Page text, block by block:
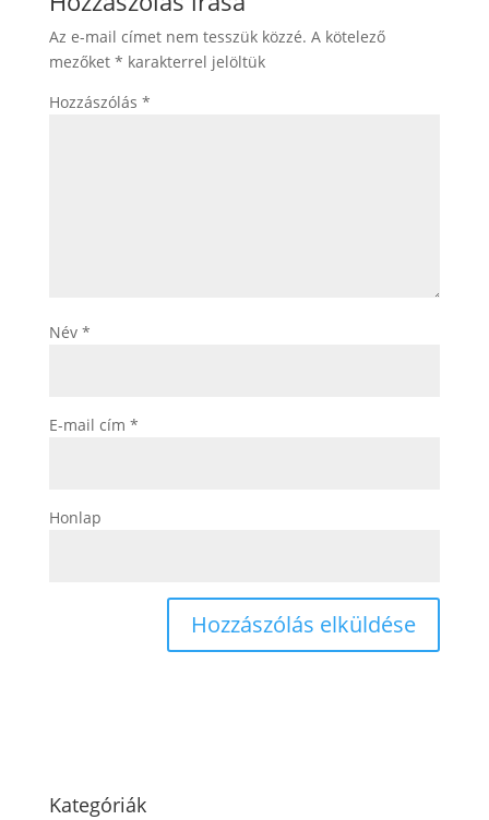
Az e-mail címet nem tesszük közzé. A kötelező
mezőket * karakterrel jelöltük
Hozzászólás *
Név *
E-mail cím *
Honlap
Kategóriák